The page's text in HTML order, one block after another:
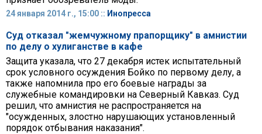
24 января 2014 г., 15:00 :: Инопресса
Суд отказал "жемчужному прапорщику" в амнистии
по делу о хулиганстве в кафе
Защита указала, что 27 декабря истек испытательный
срок условного осуждения Бойко по первому делу, а
также напомнила про его боевые награды за
служебные командировки на Северный Кавказ. Суд
решил, что амнистия не распространяется на
"осужденных, злостно нарушающих установленный
порядок отбывания наказания".